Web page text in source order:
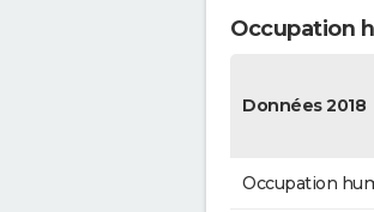
Occupation
Données 2018
Occupation